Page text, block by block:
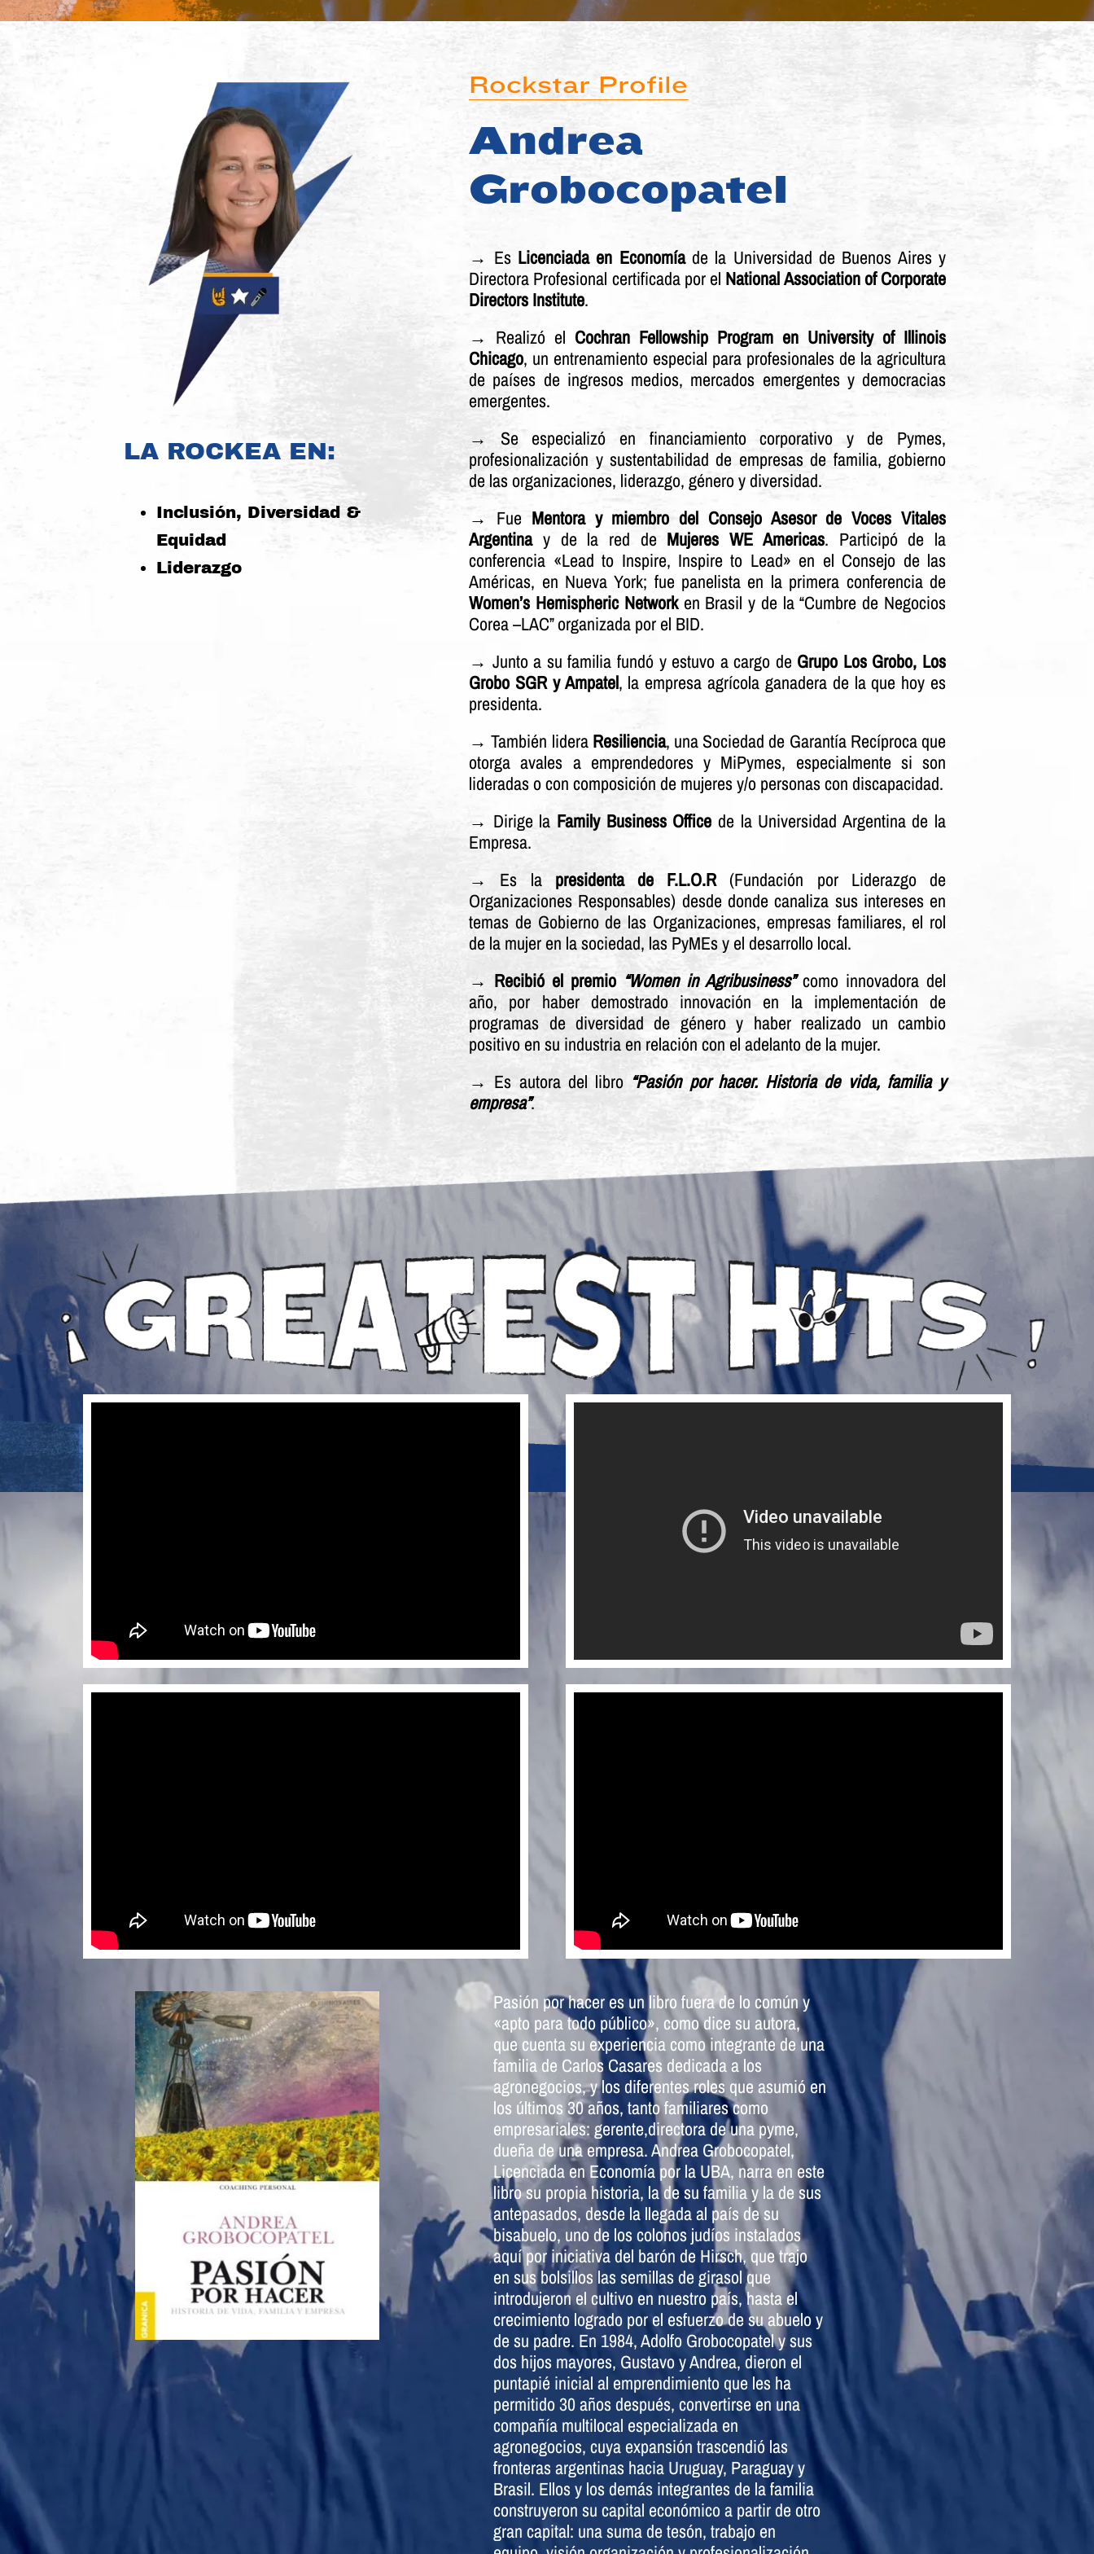
LA ROCKEA EN:
Inclusión, Diversidad &
Equidad
Liderazgo
Rockstar Profile
Andrea
Grobocopatel
→ Es Licenciada en Economíade la Universidad de Buenos Aires y
Directora Profesional certificada por el National Association of Corporate
Directors Institute.
→ Realizó el Cochran Fellowship Program en University of Illinois
Chicago, un entrenamiento especial para profesionales de la agricultura
de países de ingresos medios, mercados emergentes y democracias
emergentes.
→ Se especializó en financiamiento corporativo y de Pymes,
profesionalización y sustentabilidad de empresas de familia, gobierno
de las organizaciones, liderazgo, género y diversidad.
→ Fue Mentora y miembro del Consejo Asesor de Voces Vitales
Argentinay de la red de Mujeres WE Americas. Participó de la
conferencia «Lead to Inspire, Inspire to Lead» en el Consejo de las
Américas, en Nueva York; fue panelista en la primera conferencia de
Women’s Hemispheric Networken Brasil y de la “Cumbre de Negocios
Corea –LAC” organizada por el BID.
→ Junto a su familia fundó y estuvo a cargo de Grupo Los Grobo, Los
Grobo SGR y Ampatel, la empresa agrícola ganadera de la que hoy es
presidenta.
→ También lidera Resiliencia, una Sociedad de Garantía Recíproca que
otorga avales a emprendedores y MiPymes, especialmente si son
lideradas o con composición de mujeres y/o personas con discapacidad.
→ Dirige la Family Business Office de la Universidad Argentina de la
Empresa.
→ Es la presidenta de F.L.O.R(Fundación por Liderazgo de
Organizaciones Responsables) desde donde canaliza sus intereses en
temas de Gobierno de las Organizaciones, empresas familiares, el rol
de la mujer en la sociedad, las PyMEs y el desarrollo local.
→ Recibió el premio “Women in Agribusiness”como innovadora del
año, por haber demostrado innovación en la implementación de
programas de diversidad de género y haber realizado un cambio
positivo en su industria en relación con el adelanto de la mujer.
→ Es autora del libro “Pasión por hacer. Historia de vida, familia y
empresa”.
Pasión por hacer es un libro fuera de lo común y
«apto para todo público», como dice su autora,
que cuenta su experiencia como integrante de una
familia de Carlos Casares dedicada a los
agronegocios, y los diferentes roles que asumió en
los últimos 30 años, tanto familiares como
empresariales: gerente,directora de una pyme,
dueña de una empresa. Andrea Grobocopatel,
Licenciada en Economía por la UBA, narra en este
libro su propia historia, la de su familia y la de sus
antepasados, desde la llegada al país de su
bisabuelo, uno de los colonos judíos instalados
aquí por iniciativa del barón de Hirsch, que trajo
en sus bolsillos las semillas de girasol que
introdujeron el cultivo en nuestro país, hasta el
crecimiento logrado por el esfuerzo de su abuelo y
de su padre. En 1984, Adolfo Grobocopatel y sus
dos hijos mayores, Gustavo y Andrea, dieron el
puntapié inicial al emprendimiento que les ha
permitido 30 años después, convertirse en una
compañía multilocal especializada en
agronegocios, cuya expansión trascendió las
fronteras argentinas hacia Uruguay, Paraguay y
Brasil. Ellos y los demás integrantes de la familia
construyeron su capital económico a partir de otro
gran capital: una suma de tesón, trabajo en